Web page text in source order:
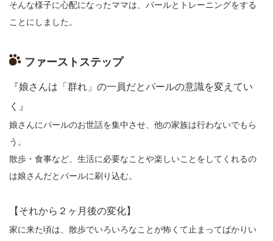
そんな様子に心配になったママは、パールとトレーニングをする
ことにしました。
ファーストステップ
『娘さんは「群れ」の一員だとパールの意識を変えてい
く』
娘さんにパールのお世話を集中させ、他の家族は行わないでもら
う。
散歩・食事など、生活に必要なことや楽しいことをしてくれるの
は娘さんだとパールに刷り込む。
【それから２ヶ月後の変化】
家に来た頃は、散歩でいろいろなことが怖くて止まってばかりい